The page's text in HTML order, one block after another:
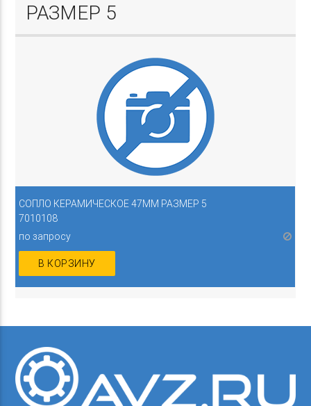
РАЗМЕР 5
СОПЛО КЕРАМИЧЕСКОЕ 47ММ РАЗМЕР 5
7010108
по запросу
В КОРЗИНУ